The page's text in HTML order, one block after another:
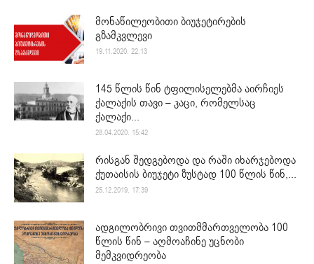
მონაწილეობითი ბიუჯეტირების
გზამკვლევი
19.11.2020. 22:13
145 წლის წინ ტფილისელებმა აირჩიეს
ქალაქის თავი – კაცი, რომელსაც
ქალაქი...
28.04.2020. 15:42
რისგან შედგებოდა და რაში იხარჯებოდა
ქუთაისის ბიუჯეტი ზუსტად 100 წლის წინ,...
25.12.2019. 17:39
ადგილობრივი თვითმმართველობა 100
წლის წინ – აღმოაჩინე უცნობი
მემკვიდრეობა